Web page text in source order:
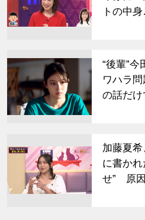
トの中
“後輩”今
ワハラ
の話だ
加藤夏
に書かれ
せ” 原